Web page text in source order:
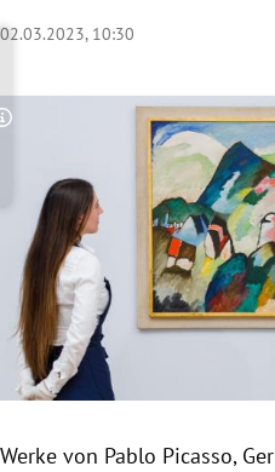
Untermenü
Untermenü
Untermenü
Untermenü
Untermenü
02.03.2023, 10:30
Copyright-Hinweis öffnen/
Werke von Pablo Picasso,